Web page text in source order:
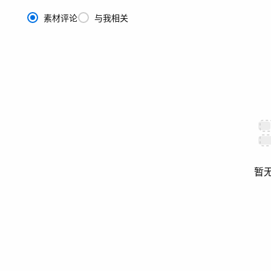
素材评论 与我相关
暂